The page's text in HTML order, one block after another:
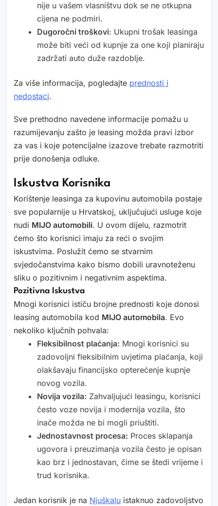
nije u vašem vlasništvu dok se ne otkupna
cijena ne podmiri.
Dugoročni troškovi: Ukupni trošak leasinga
može biti veći od kupnje za one koji planiraju
zadržati auto duže razdoblje.
Za više informacija, pogledajte prednosti i
nedostaci.
Sve prethodno navedene informacije pomažu u
razumijevanju zašto je leasing možda pravi izbor
za vas i koje potencijalne izazove trebate razmotriti
prije donošenja odluke.
Iskustva Korisnika
Korištenje leasinga za kupovinu automobila postaje
sve popularnije u Hrvatskoj, uključujući usluge koje
nudi MIJO automobili. U ovom dijelu, razmotrit
ćemo što korisnici imaju za reći o svojim
iskustvima. Poslužit ćemo se stvarnim
svjedočanstvima kako bismo dobili uravnoteženu
sliku o pozitivnim i negativnim aspektima.
Pozitivna Iskustva
Mnogi korisnici ističu brojne prednosti koje donosi
leasing automobila kod MIJO automobila. Evo
nekoliko ključnih pohvala:
Fleksibilnost plaćanja: Mnogi korisnici su
zadovoljni fleksibilnim uvjetima plaćanja, koji
olakšavaju financijsko opterećenje kupnje
novog vozila.
Novija vozila: Zahvaljujući leasingu, korisnici
često voze novija i modernija vozila, što
inače možda ne bi mogli priuštiti.
Jednostavnost procesa: Proces sklapanja
ugovora i preuzimanja vozila često je opisan
kao brz i jednostavan, čime se štedi vrijeme i
trud korisnika.
Jedan korisnik je na Njuškalu istaknuo zadovoljstvo